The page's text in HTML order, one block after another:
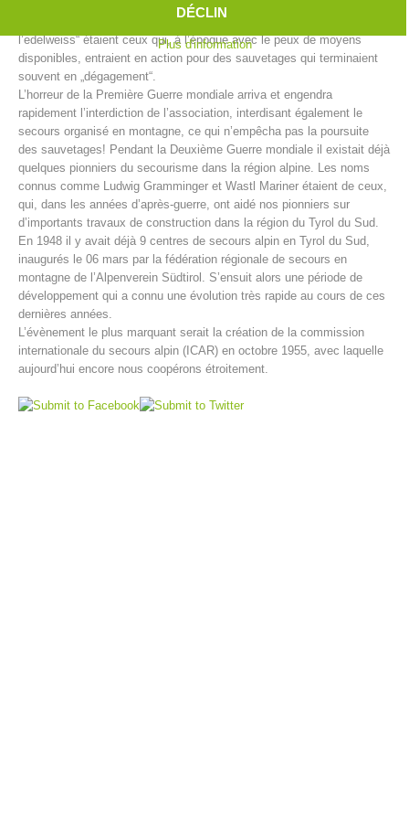
Centres de secours
Ainsi furent créés en Tyrol du Sud entre 1902 et 1914 pas moins de
39 centres de secours alpin. „Les hommes à la croix verte avec
l’edelweiss“ étaient ceux qui, à l’époque avec le peux de moyens
disponibles, entraient en action pour des sauvetages qui terminaient
souvent en „dégagement“.
L’horreur de la Première Guerre mondiale arriva et engendra
rapidement l’interdiction de l’association, interdisant également le
secours organisé en montagne, ce qui n’empêcha pas la poursuite
des sauvetages! Pendant la Deuxième Guerre mondiale il existait déjà
quelques pionniers du secourisme dans la région alpine. Les noms
connus comme Ludwig Gramminger et Wastl Mariner étaient de ceux,
qui, dans les années d’après-guerre, ont aidé nos pionniers sur
d’importants travaux de construction dans la région du Tyrol du Sud.
En 1948 il y avait déjà 9 centres de secours alpin en Tyrol du Sud,
inaugurés le 06 mars par la fédération régionale de secours en
montagne de l’Alpenverein Südtirol. S’ensuit alors une période de
développement qui a connu une évolution très rapide au cours de ces
dernières années.
L’évènement le plus marquant serait la création de la commission
internationale du secours alpin (ICAR) en octobre 1955, avec laquelle
aujourd’hui encore nous coopérons étroitement.
DÉCLIN
Plus d'information